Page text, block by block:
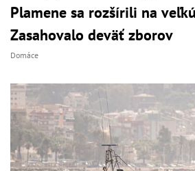
Plamene sa rozšírili na
Zasahovalo deväť zborov
Domáce